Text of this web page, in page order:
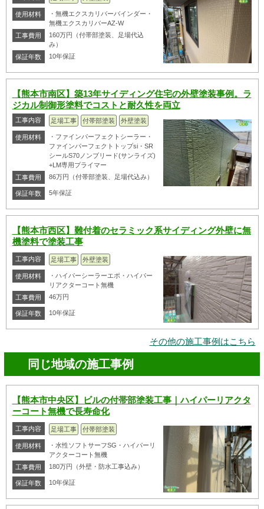
使用材料
・無機エクスカリバーバインダー・
無機エクスカリバーAZ-W
工事費用
160万円（付帯部塗装、足場代込
み）
保証年数
10年保証
【熊本市南区】築13年サイディング住宅の外壁塗装事例。ラ
ジカル制御形塗料でコストと耐久性を両立
工事内容 足場工事 付帯部塗装 外壁塗装
使用材料
・ファインパーフェクトシーラー・
ファインパーフェクトトップsi・SR
シールS70ノンブリード(サンライズ)
+LM専用プライマー
工事費用
86万円（付帯部塗装、足場代込み）
保証年数 5年保証
【熊本市西区】難付着のセラミック系サイディング外壁に無
機塗料で塗装工事
工事内容 足場工事 外壁塗装
使用材料
・ハイパーシーラーエポ・ハイパー
リアクターコート無機
工事費用
46万円
保証年数 10年保証
その他の施工事例はこちら
同じ地域の施工事例
【熊本市中央区】ビルの付帯部塗装工事｜ハイパーリアクタ
ーコート無機で長寿命化
工事内容 足場工事 付帯部塗装
使用材料
・水性ソフトサーフSG・ハイパーリ
アクターコート無機
工事費用
180万円（外壁・防水工事込み）
保証年数 10年保証